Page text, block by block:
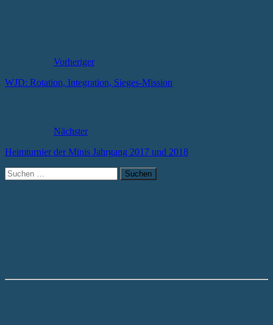
Vorheriger
WJD: Rotation, Integration, Sieges-Mission
Nächster
Heimturnier der Minis Jahrgang 2017 und 2018
Suchen
nach: